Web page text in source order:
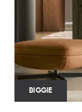
BIGGIE